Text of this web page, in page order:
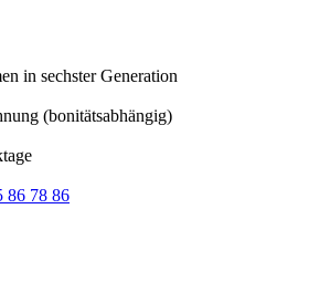
in sechster Gene­ration
(bonitätsabhängig)
86 78 86